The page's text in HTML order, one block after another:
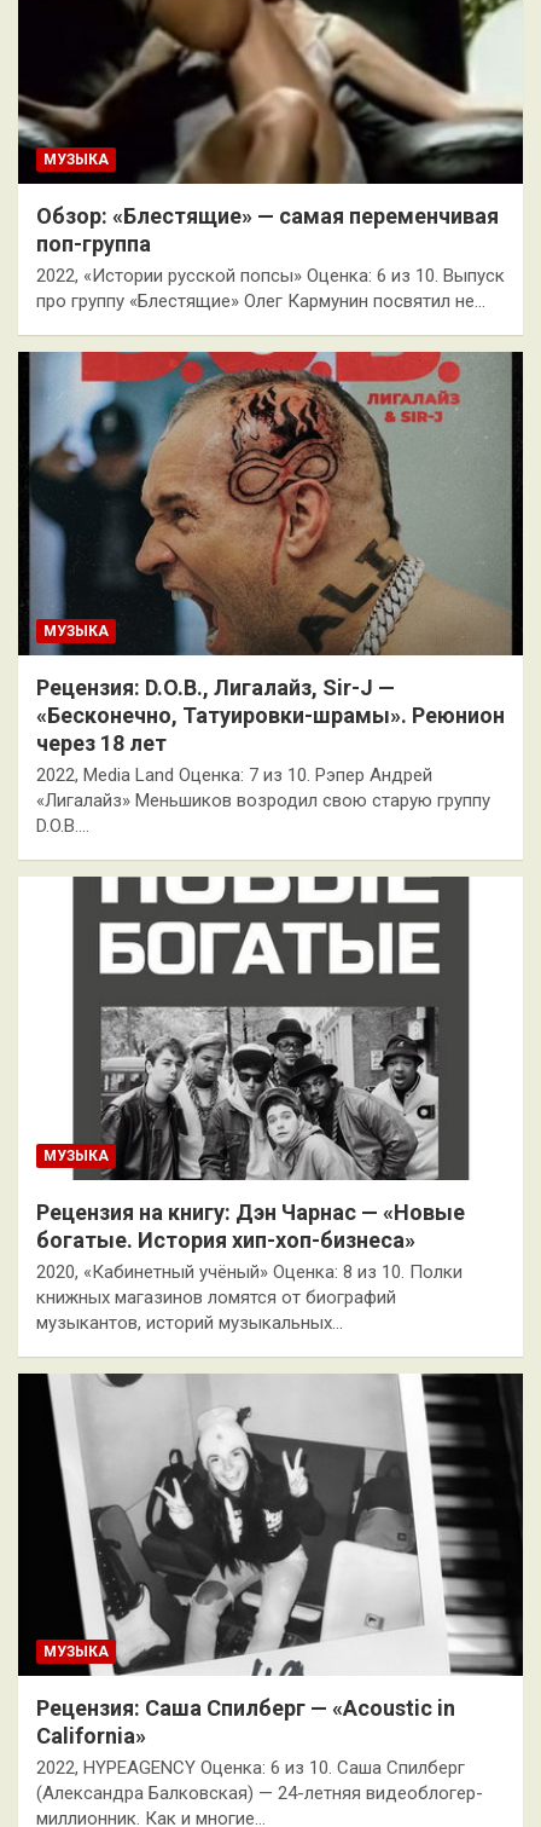
МУЗЫКА
Обзор: «Блестящие» — самая переменчивая
поп-группа
2022, «Истории русской попсы» Оценка: 6 из 10. Выпуск
про группу «Блестящие» Олег Кармунин посвятил не…
МУЗЫКА
Рецензия: D.O.B., Лигалайз, Sir-J —
«Бесконечно, Татуировки-шрамы». Реюнион
через 18 лет
2022, Media Land Оценка: 7 из 10. Рэпер Андрей
«Лигалайз» Меньшиков возродил свою старую группу
D.O.B.…
МУЗЫКА
Рецензия на книгу: Дэн Чарнас — «Новые
богатые. История хип-хоп-бизнеса»
2020, «Кабинетный учёный» Оценка: 8 из 10. Полки
книжных магазинов ломятся от биографий
музыкантов, историй музыкальных…
МУЗЫКА
Рецензия: Саша Спилберг — «Acoustic in
California»
2022, HYPEAGENCY Оценка: 6 из 10. Саша Спилберг
(Александра Балковская) — 24-летняя видеоблогер-
миллионник. Как и многие…